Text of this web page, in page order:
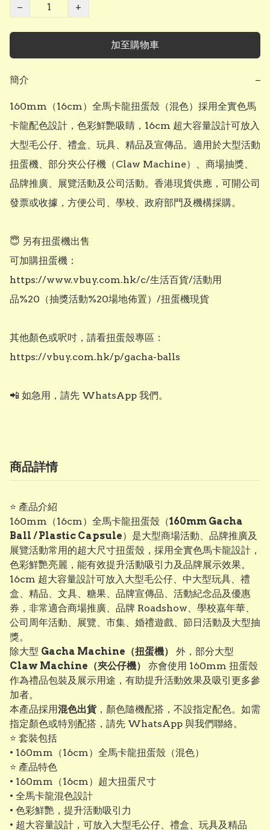
−
+
加至購物車
簡介 −
160mm（16cm）全馬卡龍扭蛋殼（混色）採用全實色馬
卡龍配色設計，色彩鮮艷吸睛，16cm 超大容量設計可放入
大型毛公仔、禮盒、玩具、精品及宣傳品。適用於大型活動
扭蛋機、部分夾公仔機（Claw Machine）、商場抽獎、
品牌推廣、展覽活動及公司活動。香港現貨供應，可開公司
發票或收據，方便公司、學校、政府部門及機構採購。
😇 另有扭蛋機出售
可加購扭蛋機：
https://www.vbuy.com.hk/c/生活百貨/活動用
品%20（抽獎活動%20場地佈置）/扭蛋機現貨
其他顏色或呎吋，請看扭蛋殼專區：
https://vbuy.com.hk/p/gacha-balls
📲 如急用，請先 WhatsApp 我們。
商品詳情
⭐ 產品介紹
160mm（16cm）全馬卡龍扭蛋殼（160mm Gacha
Ball / Plastic Capsule）是大型商場活動、品牌推廣及
展覽活動常用的超大尺寸扭蛋殼，採用全實色馬卡龍設計，
色彩鮮艷亮麗，能有效提升活動吸引力及品牌展示效果。
16cm 超大容量設計可放入大型毛公仔、中大型玩具、禮
盒、精品、文具、糖果、品牌宣傳品、活動紀念品及優惠
券，非常適合商場推廣、品牌 Roadshow、學校嘉年華、
公司周年活動、展覽、市集、婚禮遊戲、節日活動及大型抽
獎。
除大型 Gacha Machine（扭蛋機）
外，部分大型
Claw Machine（夾公仔機）
亦會使用 160mm 扭蛋殼
作為禮品包裝及展示用途，有助提升活動效果及吸引更多參
加者。
本產品採用混色出貨，顏色隨機配搭，不設指定配色。如需
指定顏色或特別配搭，請先 WhatsApp 與我們聯絡。
⭐ 套裝包括
• 160mm（16cm）全馬卡龍扭蛋殼（混色）
⭐ 產品特色
• 160mm（16cm）超大扭蛋尺寸
• 全馬卡龍混色設計
• 色彩鮮艷，提升活動吸引力
• 超大容量設計，可放入大型毛公仔、禮盒、玩具及精品